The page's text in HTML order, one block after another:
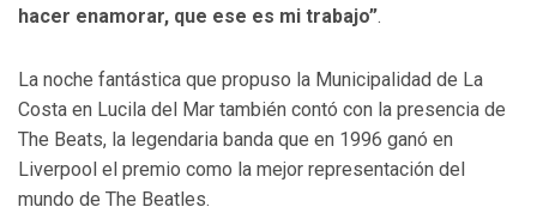
hacer enamorar, que ese es mi trabajo”.
La noche fantástica que propuso la Municipalidad de La
Costa en Lucila del Mar también contó con la presencia de
The Beats, la legendaria banda que en 1996 ganó en
Liverpool el premio como la mejor representación del
mundo de The Beatles.